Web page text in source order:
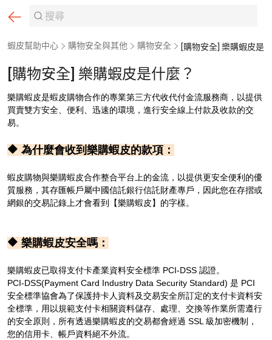
蝦皮幫助中心 購物安全與其他 購物安全 [購物安全] 樂購蝦皮是什麼？
[購物安全] 樂購蝦皮是什麼？
樂購蝦皮是蝦皮購物合作的專業第三方代收代付金流服務商，以提供
買賣雙方安全、便利、迅速的環境，進行安全線上付款及收款的交
易。
🔶 為什麼會收到樂購蝦皮的款項：
蝦皮購物與樂購蝦皮合作整合平台上的金流，以提供更安全便利的優
質服務，其存匯帳戶屬中國信託銀行信託財產專戶，因此您在存摺或
網銀的交易記錄上才會看到【樂購蝦皮】的字樣。
🔶 樂購蝦皮安全嗎：
樂購蝦皮已取得支付卡產業資料安全標準 PCI-DSS 認證。
PCI-DSS(Payment Card Industry Data Security Standard) 是 PCI
安全標準協會為了保護持卡人資料及交易安全所訂定的支付卡資料安
全標準，用以規範支付卡相關資料儲存、處理、交換等作業所需遵行
的安全原則，所有透過樂購蝦皮的交易都會經過 SSL 級加密機制，
您的信用卡、帳戶資料絕不外流。